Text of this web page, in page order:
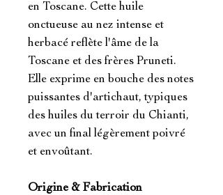
en Toscane. Cette huile
onctueuse au nez intense et
herbacé reflète l'âme de la
Toscane et des frères Pruneti.
Elle exprime en bouche des notes
puissantes d'artichaut, typiques
des huiles du terroir du Chianti,
avec un final légèrement poivré
et envoûtant.
Origine & Fabrication